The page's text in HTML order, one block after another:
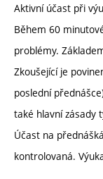
Aktivní účast při
Během 60
problémy.
Zkoušející je
poslední
také hlavní zásady
Účast na
kontrolovaná.